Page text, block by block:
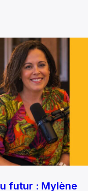
futur : Mylène